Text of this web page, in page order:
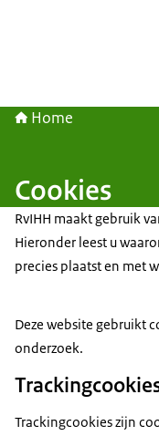
Home
Cookies
RvIHH maakt gebruik
Hieronder leest u
precies plaatst en met
Deze website gebruikt
onderzoek.
Trackingcookies zijn